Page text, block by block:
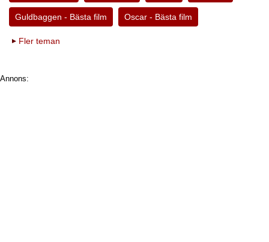
Guldbaggen - Bästa film Oscar - Bästa film
Fler teman
Annons: